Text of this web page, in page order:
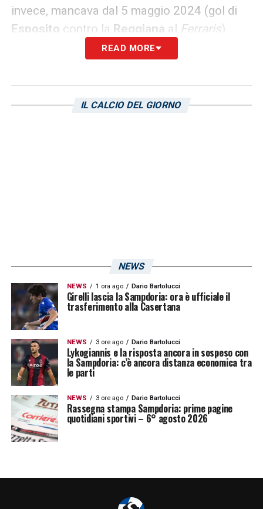
invece, mancava dal 5 maggio 2024 (gol di
Esposito contro la Reggiana al Ferraris).
READ MORE
IL CALCIO DEL GIORNO
NEWS
NEWS 1 ora ago Dario Bartolucci
Girelli lascia la Sampdoria: ora è ufficiale il
trasferimento alla Casertana
NEWS 3 ore ago Dario Bartolucci
Lykogiannis e la risposta ancora in sospeso con
la Sampdoria: c’è ancora distanza economica tra
le parti
NEWS 3 ore ago Dario Bartolucci
Rassegna stampa Sampdoria: prime pagine
quotidiani sportivi – 6° agosto 2026